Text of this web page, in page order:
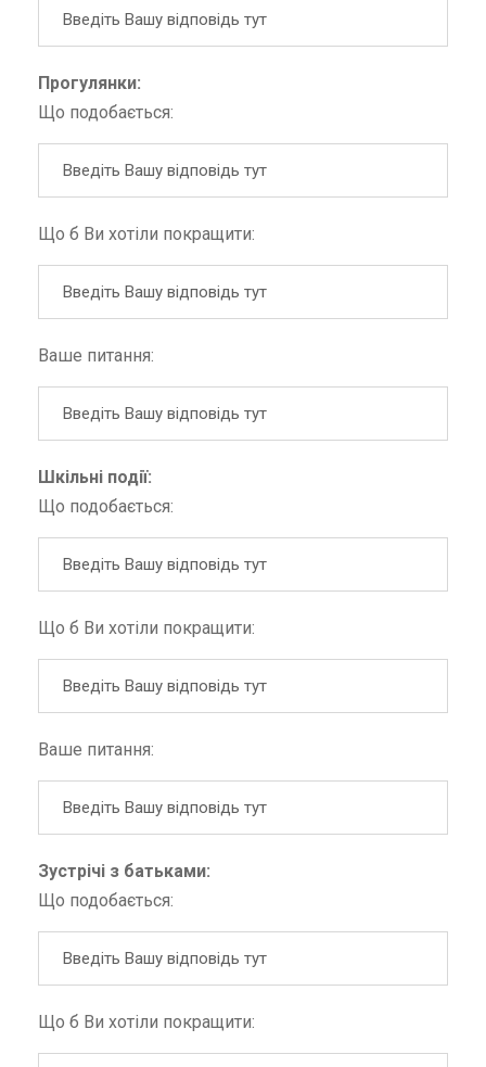
Прогулянки:
Що подобається:
Що б Ви хотіли покращити:
Ваше питання:
Шкільні події:
Що подобається:
Що б Ви хотіли покращити:
Ваше питання:
Зустрічі з батьками:
Що подобається:
Що б Ви хотіли покращити: